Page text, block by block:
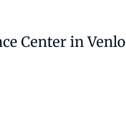
Center in Venlo